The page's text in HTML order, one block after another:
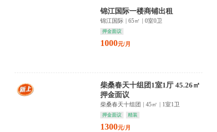
锦江国际一楼商铺出租
锦江国际 65㎡ 0室0卫
押金面议
1000元/月
柴桑春天十组团1室1厅 45.26㎡
押金面议
柴桑春天十组团 | 45㎡ | 1室1卫
押金面议 精装
1300元/月